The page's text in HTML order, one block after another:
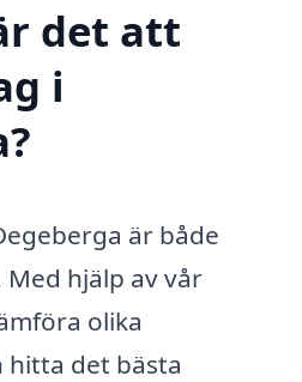
det att
i
är både
hjälp av vår
olika
det bästa